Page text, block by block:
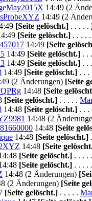
14:49 (2
14:49 (2
[Seite gelöscht.] . . . . .
[Seite gelöscht.] . . . . .
14:49 [Seite
14:49 [Seite gelöscht.] . .
14:49 [Seite gelöscht.] . .
14:49 [Seite gelöscht.] . . .
(2 Änderungen) [Seite
14:48 [Seite
[Seite gelöscht.] . . . . .
14:48 [Seite gelöscht.] . . .
14:48 (2
14:48 [Seite
14:48 [Seite gelöscht.]
14:48 [Seite
[Seite gelöscht.] . . . . .
[Seite gelöscht.] . . . . .
14:48 (2 Änderungen)
(2 Änderungen) [Seite
[Seite gelöscht.] . . . . .